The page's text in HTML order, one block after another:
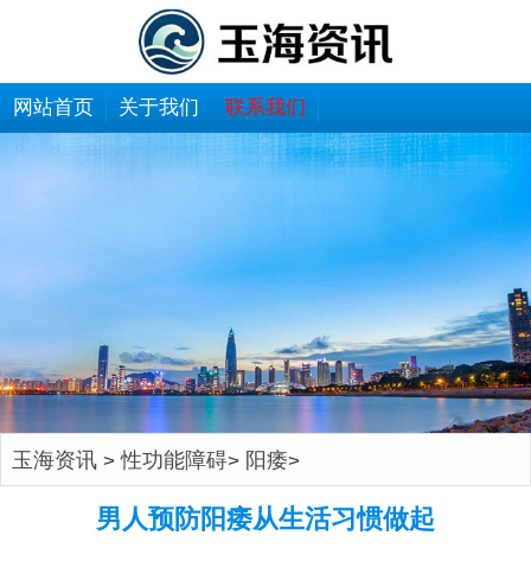
网站首页 关于我们 联系我们
玉海资讯>性功能障碍> 阳痿>
男人预防阳痿从生活习惯做起